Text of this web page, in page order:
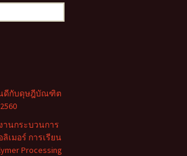
ดีกับดุษฎีบัณฑิต
านกระบวนการ
มอร์ การเรียน
Processing